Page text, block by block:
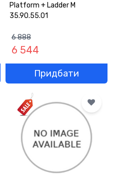
Platform + Ladder M
35.90.55.01
6 888
6 544
Придбати